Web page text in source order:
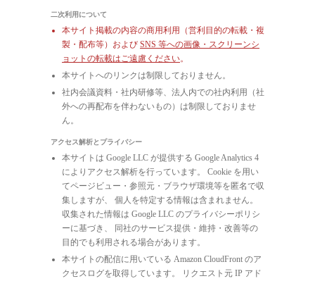
二次利用について
本サイト掲載の内容の商用利用（営利目的の転載・複
製・配布等）および SNS 等への画像・スクリーンシ
ョットの転載はご遠慮ください。
本サイトへのリンクは制限しておりません。
社内会議資料・社内研修等、法人内での社内利用（社
外への再配布を伴わないもの）は制限しておりませ
ん。
アクセス解析とプライバシー
本サイトは Google LLC が提供する Google Analytics 4
によりアクセス解析を行っています。 Cookie を用い
てページビュー・参照元・ブラウザ環境等を匿名で収
集しますが、 個人を特定する情報は含まれません。
収集された情報は Google LLC のプライバシーポリシ
ーに基づき、 同社のサービス提供・維持・改善等の
目的でも利用される場合があります。
本サイトの配信に用いている Amazon CloudFront のア
クセスログを取得しています。 リクエスト元 IP アド